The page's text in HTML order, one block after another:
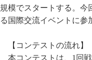
規模でスタートする。今
る国際交流イベントに参
【コンテストの流れ】
本コンテストは、1回